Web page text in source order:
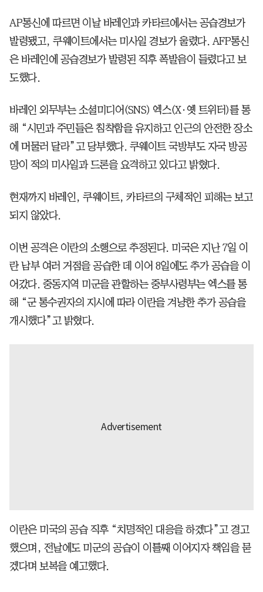
AP통신에 따르면 이날 바레인과 카타르에서는 공습경보가
발령됐고, 쿠웨이트에서는 미사일 경보가 울렸다. AFP통신
은 바레인에 공습경보가 발령된 직후 폭발음이 들렸다고 보
도했다.
바레인 외무부는 소셜미디어(SNS) 엑스(X·옛 트위터)를 통
해 “시민과 주민들은 침착함을 유지하고 인근의 안전한 장소
에 머물러 달라”고 당부했다. 쿠웨이트 국방부도 자국 방공
망이 적의 미사일과 드론을 요격하고 있다고 밝혔다.
현재까지 바레인, 쿠웨이트, 카타르의 구체적인 피해는 보고
되지 않았다.
이번 공격은 이란의 소행으로 추정된다. 미국은 지난 7일 이
란 남부 여러 거점을 공습한 데 이어 8일에도 추가 공습을 이
어갔다. 중동지역 미군을 관할하는 중부사령부는 엑스를 통
해 “군 통수권자의 지시에 따라 이란을 겨냥한 추가 공습을
개시했다”고 밝혔다.
이란은 미국의 공습 직후 “치명적인 대응을 하겠다”고 경고
했으며, 전날에도 미군의 공습이 이틀째 이어지자 책임을 묻
겠다며 보복을 예고했다.